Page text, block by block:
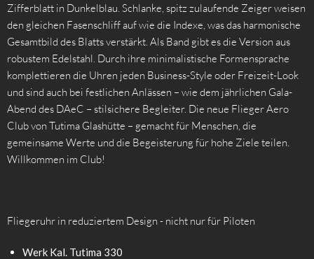
Zifferblatt in Dunkelblau. Schlanke, spitz zulaufende Zeiger weisen
den gleichen Fasenschliff auf wie die Indexe, was das harmonische
Gesamtbild des Blatts verstärkt. Als Band gibt es die Version aus
robustem Edelstahl. Durch ihre minimalistische Formensprache
komplettieren die Uhren jeden Business-Style oder Freizeit-Look
und sind auch bei festlichen Anlässen – wie dem jährlichen Gala-
Abend des DAeC – stilsichere Begleiter. Die neue Flieger Aero
Club von Tutima Glashütte – gemacht für Menschen, die
gemeinsame Werte und die Begeisterung für hohe Ziele teilen.
Willkommen im Club!
Fliegeruhr in reduziertem Design - nicht nur für Piloten
Werk Kal. Tutima 330